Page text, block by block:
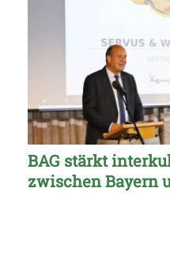
BAG stärkt
zwischen Bayern